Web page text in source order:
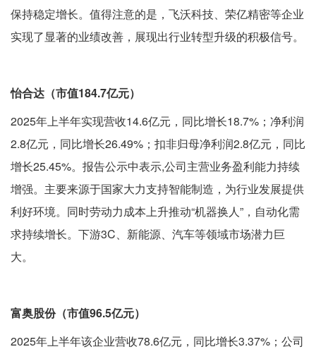
保持稳定增长。值得注意的是，飞沃科技、荣亿精密等企业
实现了显著的业绩改善，展现出行业转型升级的积极信号。
怡合达（市值184.7亿元）
2025年上半年实现营收14.6亿元，同比增长18.7%；净利润
2.8亿元，同比增长26.49%；扣非归母净利润2.8亿元，同比
增长25.45%。报告公示中表示,公司主营业务盈利能力持续
增强。主要来源于国家大力支持智能制造，为行业发展提供
利好环境。同时劳动力成本上升推动“机器换人”，自动化需
求持续增长。下游3C、新能源、汽车等领域市场潜力巨
大。
富奥股份（市值96.5亿元）
2025年上半年该企业营收78.6亿元，同比增长3.37%；公司